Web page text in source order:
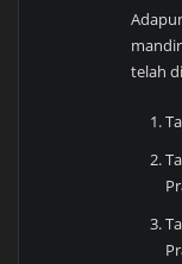
telah